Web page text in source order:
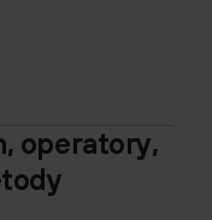
operatory,